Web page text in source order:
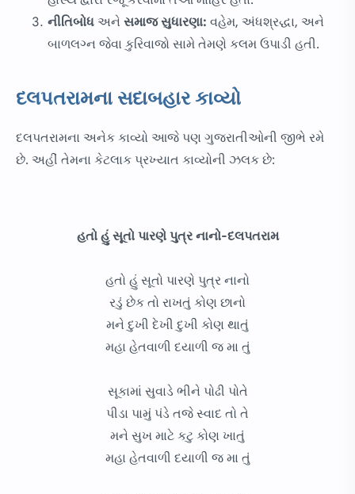
નીતિબોધ અને સમાજ સુધારણા: વહેમ, અંધશ્રદ્ધા, અને
બાળલગ્ન જેવા કુરિવાજો સામે તેમણે કલમ ઉપાડી હતી.
દલપતરામના સદાબહાર કાવ્યો
દલપતરામના અનેક કાવ્યો આજે પણ ગુજરાતીઓની જીભે રમે
છે. અહીં તેમના કેટલાક પ્રખ્યાત કાવ્યોની ઝલક છે:
હતો હું સૂતો પારણે પુત્ર નાનો-દલપતરામ
હતો હું સૂતો પારણે પુત્ર નાનો
રડું છેક તો રાખતું કોણ છાનો
મને દુખી દેખી દુખી કોણ થાતું
મહા હેતવાળી દયાળી જ મા તું
સૂકામાં સુવાડે ભીને પોઢી પોતે
પીડા પામું પંડે તજે સ્વાદ તો તે
મને સુખ માટે કટુ કોણ ખાતું
મહા હેતવાળી દયાળી જ મા તું